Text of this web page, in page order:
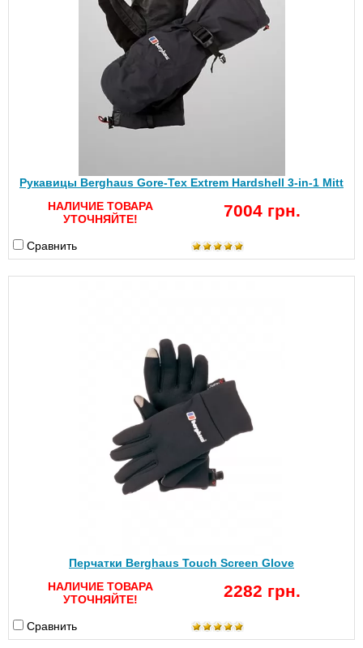
Рукавицы Berghaus Gore-Tex Extrem Hardshell 3-in-1 Mitt
НАЛИЧИЕ ТОВАРА
УТОЧНЯЙТЕ!
7004 грн.
Сравнить
Перчатки Berghaus Touch Screen Glove
НАЛИЧИЕ ТОВАРА
УТОЧНЯЙТЕ!
2282 грн.
Сравнить